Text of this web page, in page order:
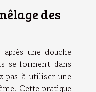
des
une douche
se forment dans
pas à utiliser une
Cette pratique